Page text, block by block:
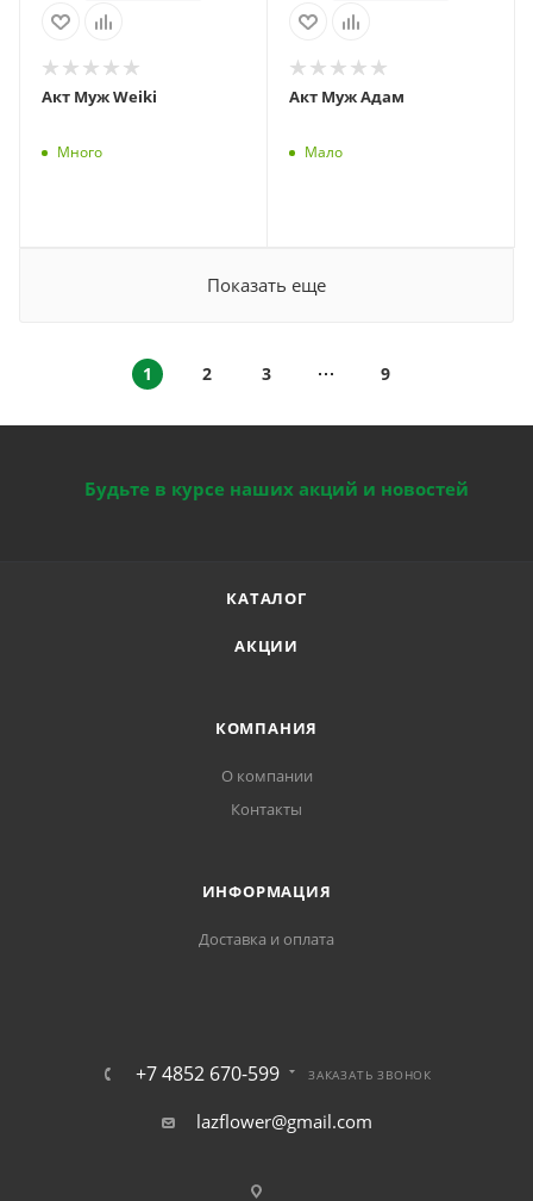
Акт Муж Weiki
Много
Акт Муж Адам
Мало
Показать еще
1 2 3 9
Будьте в курсе наших акций и новостей
КАТАЛОГ
АКЦИИ
КОМПАНИЯ
О компании
Контакты
ИНФОРМАЦИЯ
Доставка и оплата
+7 4852 670-599 ЗАКАЗАТЬ ЗВОНОК
lazflower@gmail.com